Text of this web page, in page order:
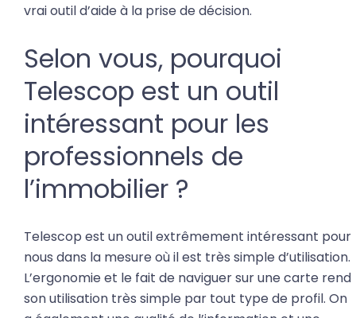
vrai outil d’aide à la prise de décision.
Selon vous, pourquoi
Telescop est un outil
intéressant pour les
professionnels de
l’immobilier ?
Telescop est un outil extrêmement intéressant pour
nous dans la mesure où il est très simple d’utilisation.
L’ergonomie et le fait de naviguer sur une carte rend
son utilisation très simple par tout type de profil. On